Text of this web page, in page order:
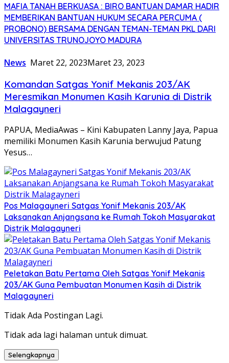
MAFIA TANAH BERKUASA : BIRO BANTUAN DAMAR HADIR
MEMBERIKAN BANTUAN HUKUM SECARA PERCUMA (
PROBONO) BERSAMA DENGAN TEMAN-TEMAN PKL DARI
UNIVERSITAS TRUNOJOYO MADURA
News Maret 22, 2023Maret 23, 2023
Komandan Satgas Yonif Mekanis 203/AK
Meresmikan Monumen Kasih Karunia di Distrik
Malagayneri
PAPUA, MediaAwas – Kini Kabupaten Lanny Jaya, Papua
memiliki Monumen Kasih Karunia berwujud Patung
Yesus…
Pos Malagayneri Satgas Yonif Mekanis 203/AK
Laksanakan Anjangsana ke Rumah Tokoh Masyarakat
Distrik Malagayneri
Peletakan Batu Pertama Oleh Satgas Yonif Mekanis
203/AK Guna Pembuatan Monumen Kasih di Distrik
Malagayneri
Tidak Ada Postingan Lagi.
Tidak ada lagi halaman untuk dimuat.
Selengkapnya